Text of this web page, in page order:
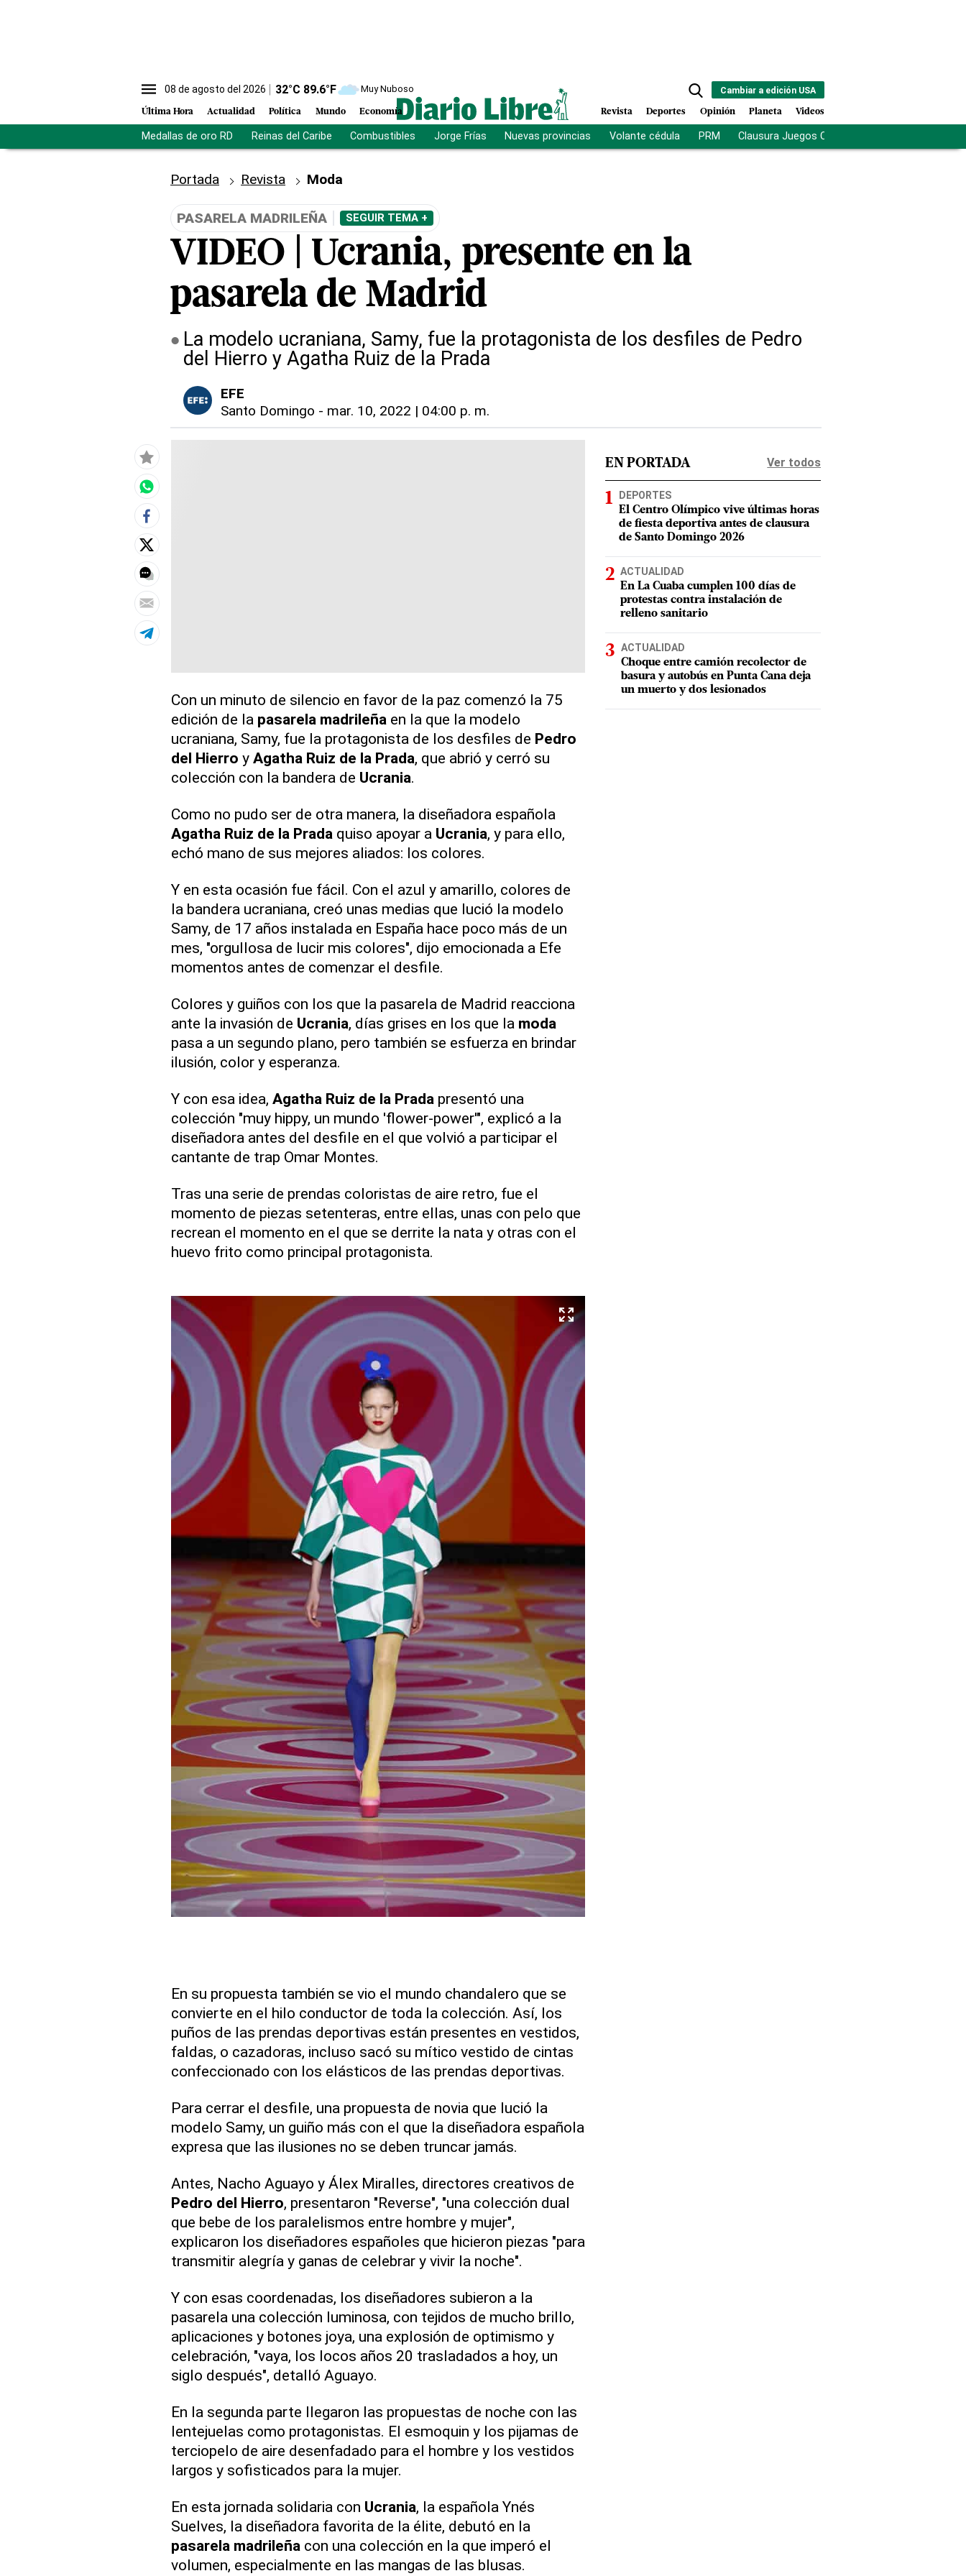
08 de agosto del 2026 32°C 89.6°F Muy Nuboso
Última Hora Actualidad Política Mundo Economía
Cambiar a edición USA
Revista Deportes Opinión Planeta Videos
Medallas de oro RD Reinas del Caribe Combustibles Jorge Frías Nuevas provincias Volante cédula PRM Clausura Juegos Centroamericanos
Portada Revista Moda
PASARELA MADRILEÑA SEGUIR TEMA +
VIDEO | Ucrania, presente en la
pasarela de Madrid
La modelo ucraniana, Samy, fue la protagonista de los desfiles de Pedro
del Hierro y Agatha Ruiz de la Prada
EFE
Santo Domingo - mar. 10, 2022 | 04:00 p. m.
Con un minuto de silencio en favor de la paz comenzó la 75
edición de la pasarela madrileña en la que la modelo
ucraniana, Samy, fue la protagonista de los desfiles de Pedro
del Hierro y Agatha Ruiz de la Prada, que abrió y cerró su
colección con la bandera de Ucrania.
Como no pudo ser de otra manera, la diseñadora española
Agatha Ruiz de la Prada quiso apoyar a Ucrania, y para ello,
echó mano de sus mejores aliados: los colores.
Y en esta ocasión fue fácil. Con el azul y amarillo, colores de
la bandera ucraniana, creó unas medias que lució la modelo
Samy, de 17 años instalada en España hace poco más de un
mes, "orgullosa de lucir mis colores", dijo emocionada a Efe
momentos antes de comenzar el desfile.
Colores y guiños con los que la pasarela de Madrid reacciona
ante la invasión de Ucrania, días grises en los que la moda
pasa a un segundo plano, pero también se esfuerza en brindar
ilusión, color y esperanza.
Y con esa idea, Agatha Ruiz de la Prada presentó una
colección "muy hippy, un mundo 'flower-power'", explicó a la
diseñadora antes del desfile en el que volvió a participar el
cantante de trap Omar Montes.
Tras una serie de prendas coloristas de aire retro, fue el
momento de piezas setenteras, entre ellas, unas con pelo que
recrean el momento en el que se derrite la nata y otras con el
huevo frito como principal protagonista.
En su propuesta también se vio el mundo chandalero que se
convierte en el hilo conductor de toda la colección. Así, los
puños de las prendas deportivas están presentes en vestidos,
faldas, o cazadoras, incluso sacó su mítico vestido de cintas
confeccionado con los elásticos de las prendas deportivas.
Para cerrar el desfile, una propuesta de novia que lució la
modelo Samy, un guiño más con el que la diseñadora española
expresa que las ilusiones no se deben truncar jamás.
Antes, Nacho Aguayo y Álex Miralles, directores creativos de
Pedro del Hierro, presentaron "Reverse", "una colección dual
que bebe de los paralelismos entre hombre y mujer",
explicaron los diseñadores españoles que hicieron piezas "para
transmitir alegría y ganas de celebrar y vivir la noche".
Y con esas coordenadas, los diseñadores subieron a la
pasarela una colección luminosa, con tejidos de mucho brillo,
aplicaciones y botones joya, una explosión de optimismo y
celebración, "vaya, los locos años 20 trasladados a hoy, un
siglo después", detalló Aguayo.
En la segunda parte llegaron las propuestas de noche con las
lentejuelas como protagonistas. El esmoquin y los pijamas de
terciopelo de aire desenfadado para el hombre y los vestidos
largos y sofisticados para la mujer.
En esta jornada solidaria con Ucrania, la española Ynés
Suelves, la diseñadora favorita de la élite, debutó en la
pasarela madrileña con una colección en la que imperó el
volumen, especialmente en las mangas de las blusas.
EN PORTADA Ver todos
DEPORTES
El Centro Olímpico vive últimas horas
de fiesta deportiva antes de clausura
de Santo Domingo 2026
ACTUALIDAD
En La Cuaba cumplen 100 días de
protestas contra instalación de
relleno sanitario
ACTUALIDAD
Choque entre camión recolector de
basura y autobús en Punta Cana deja
un muerto y dos lesionados